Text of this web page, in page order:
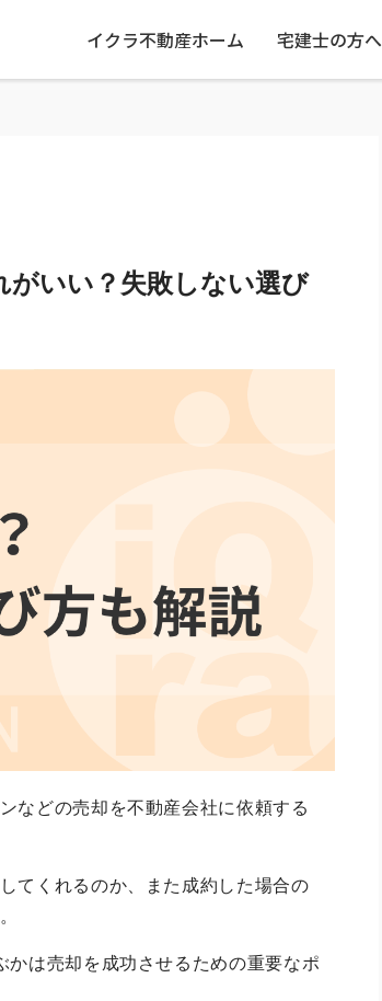
イクラ不動産ホーム 宅建士の方へ
がいい？失敗しない選び
などの売却を不動産会社に依頼する
てくれるのか、また成約した場合の
は売却を成功させるための重要なポ